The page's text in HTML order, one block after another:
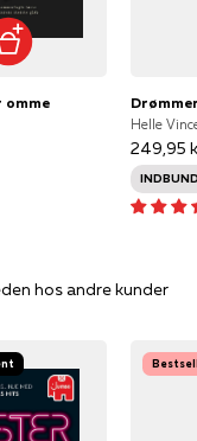
omme
Helle
249,95
hos andre kunder